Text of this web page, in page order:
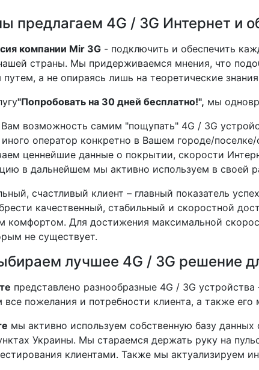
предлагаем 4G / 3G Интернет и
компании Mir 3G - подключить и обеспечить
страны. Мы придерживаемся мнения, что
путем, а не опираясь лишь на теоретические
"Попробовать на 30 дней бесплатно!", мы
возможность самим "пощупать" 4G / 3G
оператор конкретно в Вашем городе/поселке/
ценнейшие данные о покрытии, скорости
в дальнейшем мы активно используем в своей
счастливый клиент – главный показатель
качественный, стабильный и скоростной
комфортом. Для достижения максимальной
не существует.
лучшее 4G / 3G решение
представлено разнообразные 4G / 3G устройства
пожелания и потребности клиента, а также
мы активно используем собственную базу
Украины. Мы стараемся держать руку на
клиентами. Также мы актуализируем